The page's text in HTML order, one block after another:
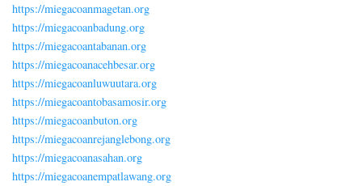
https://miegacoanmagetan.org
https://miegacoanbadung.org
https://miegacoantabanan.org
https://miegacoanacehbesar.org
https://miegacoanluwuutara.org
https://miegacoantobasamosir.org
https://miegacoanbuton.org
https://miegacoanrejanglebong.org
https://miegacoanasahan.org
https://miegacoanempatlawang.org